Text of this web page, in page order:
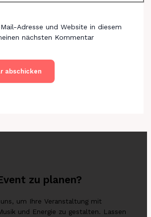
Adresse und Website in diesem
nächsten Kommentar
zu planen?
um Ihre Veranstaltung mit
und Energie zu gestalten. Lassen